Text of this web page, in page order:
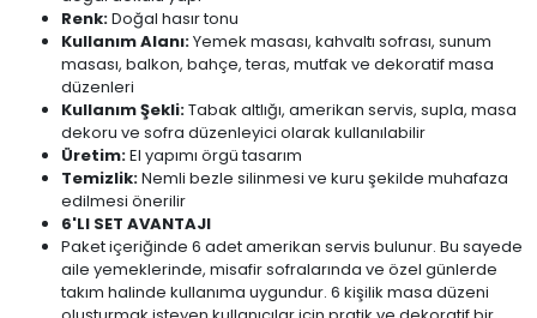
Renk:Doğal hasır tonu
Kullanım Alanı:Yemek masası, kahvaltı sofrası, sunum
masası, balkon, bahçe, teras, mutfak ve dekoratif masa
düzenleri
Kullanım Şekli:Tabak altlığı, amerikan servis, supla, masa
dekoru ve sofra düzenleyici olarak kullanılabilir
Üretim:El yapımı örgü tasarım
Temizlik:Nemli bezle silinmesi ve kuru şekilde muhafaza
edilmesi önerilir
6'LI SET AVANTAJI
Paket içeriğinde 6 adet amerikan servis bulunur. Bu sayede
aile yemeklerinde, misafir sofralarında ve özel günlerde
takım halinde kullanıma uygundur. 6 kişilik masa düzeni